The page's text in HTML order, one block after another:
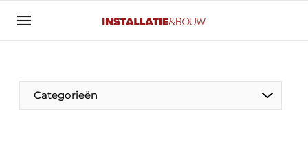
Aanmelden
Banner overzicht
BedrijvenAanmeldenBedankt voor de aanmelding
Categorieën